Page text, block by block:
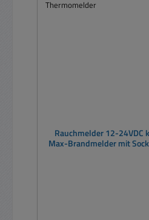
Rauchmelder 12-24VDC
Max-Brandmelder mit